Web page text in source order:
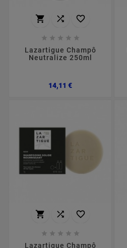
  
    
Lazartigue Champô
Neutralize 250ml
14,11 €Preço
  
    
Lazartigue Champô